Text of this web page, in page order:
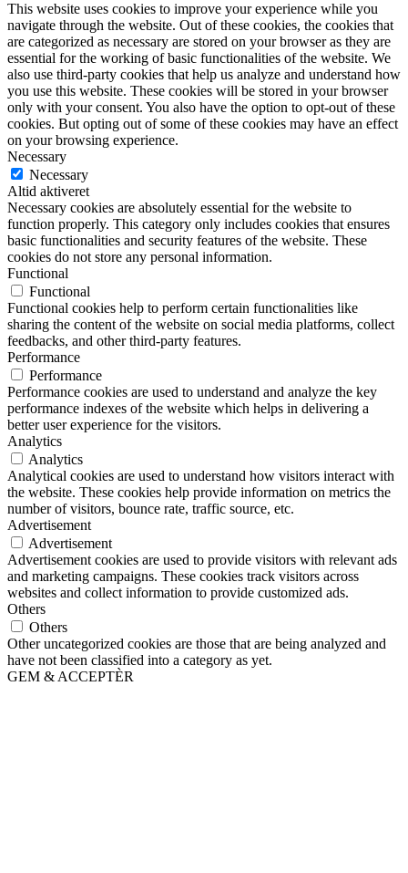
This website uses cookies to improve your experience while you
navigate through the website. Out of these cookies, the cookies that
are categorized as necessary are stored on your browser as they are
essential for the working of basic functionalities of the website. We
also use third-party cookies that help us analyze and understand how
you use this website. These cookies will be stored in your browser
only with your consent. You also have the option to opt-out of these
cookies. But opting out of some of these cookies may have an effect
on your browsing experience.
Necessary
Necessary
Altid aktiveret
Necessary cookies are absolutely essential for the website to
function properly. This category only includes cookies that ensures
basic functionalities and security features of the website. These
cookies do not store any personal information.
Functional
Functional
Functional cookies help to perform certain functionalities like
sharing the content of the website on social media platforms, collect
feedbacks, and other third-party features.
Performance
Performance
Performance cookies are used to understand and analyze the key
performance indexes of the website which helps in delivering a
better user experience for the visitors.
Analytics
Analytics
Analytical cookies are used to understand how visitors interact with
the website. These cookies help provide information on metrics the
number of visitors, bounce rate, traffic source, etc.
Advertisement
Advertisement
Advertisement cookies are used to provide visitors with relevant ads
and marketing campaigns. These cookies track visitors across
websites and collect information to provide customized ads.
Others
Others
Other uncategorized cookies are those that are being analyzed and
have not been classified into a category as yet.
GEM & ACCEPTÈR